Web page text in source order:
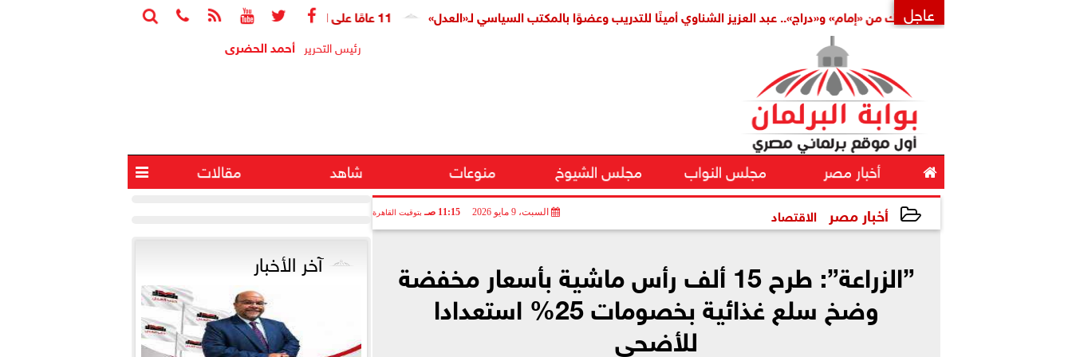





 عاجل 11 عامًا على افتتاح قناة السويس الجديدة.. النائبة مروة قنصوة: رؤية الدولة حولت الممر الملاحي إلى مركز اقتصادي عالمي بتكليف مشترك من «إمام» و«دراج».. عبد العزيز الشناوي أمينًا للتدريب وعضوًا بالمكتب السياسي لـ«العدل»
رئيس التحرير أحمد الحضرى
 أخبار مصر مجلس النواب مجلس الشيوخ منوعات شاهد مقالات 
أخبار مصر الاقتصاد السبت، 9 مايو 2026 11:15 صـ بتوقيت القاهرة
”الزراعة”: طرح 15 ألف رأس ماشية بأسعار مخفضة
وضخ سلع غذائية بخصومات 25% استعدادا
للأضحى
آخر الأخبار